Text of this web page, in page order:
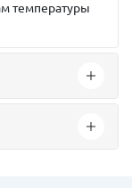
температуры